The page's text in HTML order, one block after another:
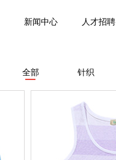
新闻中心 人才招聘
全部 针织